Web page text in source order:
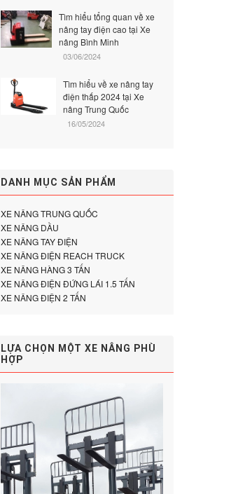
Tìm hiểu tổng quan về xe
nâng tay điện cao tại Xe
nâng Bình Minh
03/06/2024
Tìm hiểu về xe nâng tay
điện thấp 2024 tại Xe
nâng Trung Quốc
16/05/2024
DANH MỤC SẢN PHẨM
XE NÂNG TRUNG QUỐC
XE NÂNG DẦU
XE NÂNG TAY ĐIỆN
XE NÂNG ĐIỆN REACH TRUCK
XE NÂNG HÀNG 3 TẤN
XE NÂNG ĐIỆN ĐỨNG LÁI 1.5 TẤN
XE NÂNG ĐIỆN 2 TẤN
LỰA CHỌN MỘT XE NÂNG PHÙ
HỢP